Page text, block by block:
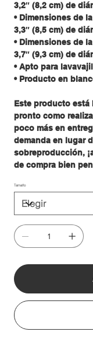
3,2″ (8,2 cm) de
• Dimensiones de
3,3″ (8,5 cm) de
• Dimensiones de
3,7″ (9,3 cm) de
• Apto para
• Producto en
Este producto está
pronto como
poco más en
demanda en lugar
sobreproducción,
de compra bien
Tamaño